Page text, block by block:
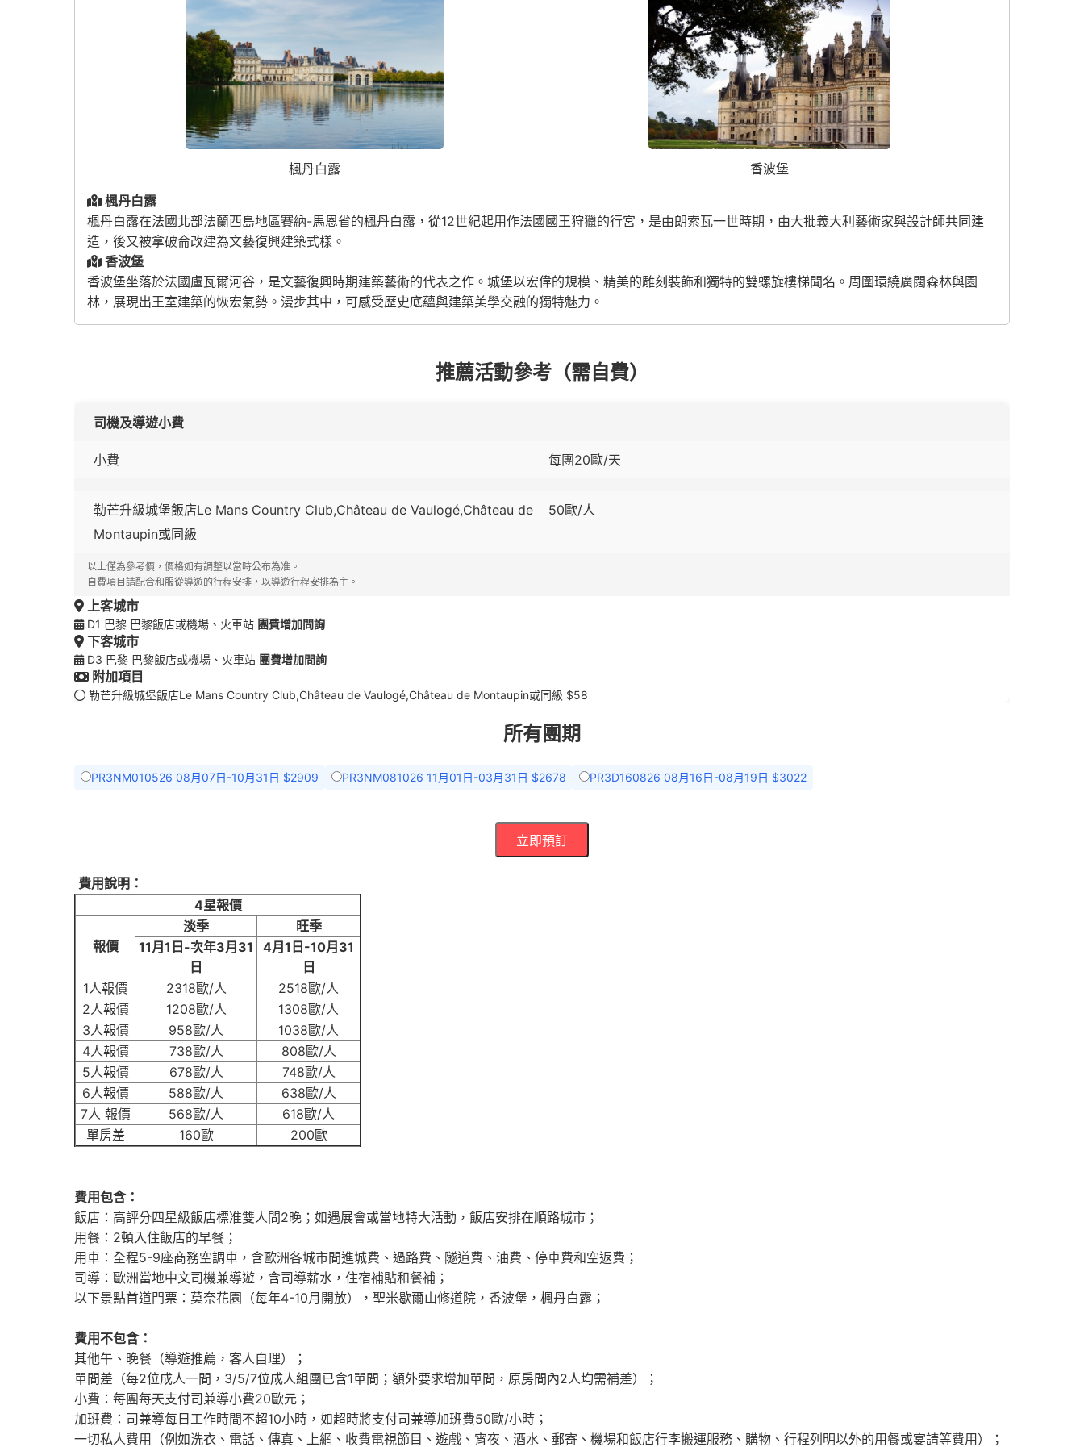
楓丹白露
香波堡
楓丹白露
楓丹白露在法國北部法蘭西島地區賽納-馬恩省的楓丹白露，從12世紀起用作法國國王狩獵的行宮，是由朗索瓦一世時期，由大批義大利藝術家與設計師共同建
造，後又被拿破侖改建為文藝復興建築式樣。
香波堡
香波堡坐落於法國盧瓦爾河谷，是文藝復興時期建築藝術的代表之作。城堡以宏偉的規模、精美的雕刻裝飾和獨特的雙螺旋樓梯聞名。周圍環繞廣闊森林與園
林，展現出王室建築的恢宏氣勢。漫步其中，可感受歷史底蘊與建築美學交融的獨特魅力。
推薦活動參考（需自費）
司機及導遊小費
小費 每團20歐/天
勒芒升級城堡飯店Le Mans Country Club,Château de Vaulogé,Château de
Montaupin或同級
50歐/人
以上僅為參考價，價格如有調整以當時公布為准。
自費項目請配合和服從導遊的行程安排，以導遊行程安排為主。
上客城市
D1 巴黎 巴黎飯店或機場、火車站 團費增加問詢
下客城市
D3 巴黎 巴黎飯店或機場、火車站 團費增加問詢
附加項目
勒芒升級城堡飯店Le Mans Country Club,Château de Vaulogé,Château de Montaupin或同級 $58
所有團期
PR3NM010526 08月07日-10月31日 $2909 PR3NM081026 11月01日-03月31日 $2678 PR3D160826 08月16日-08月19日 $3022
立即預訂
費用說明：
4星報價
報價
淡季
旺季
11月1日-次年3月31
日
4月1日-10月31
日
1人報價
2318歐/人
2518歐/人
2人報價
1208歐/人
1308歐/人
3人報價
958歐/人
1038歐/人
4人報價
738歐/人
808歐/人
5人報價
678歐/人
748歐/人
6人報價
588歐/人
638歐/人
7人 報價
568歐/人
618歐/人
單房差
160歐 200歐
費用包含：
飯店：高評分四星級飯店標准雙人間2晚；如遇展會或當地特大活動，飯店安排在順路城市；
用餐：2頓入住飯店的早餐；
用車：全程5-9座商務空調車，含歐洲各城市間進城費、過路費、隧道費、油費、停車費和空返費；
司導：歐洲當地中文司機兼導遊，含司導薪水，住宿補貼和餐補；
以下景點首道門票：莫奈花園（每年4-10月開放），聖米歇爾山修道院，香波堡，楓丹白露；
費用不包含：
其他午、晚餐（導遊推薦，客人自理）；
單間差（每2位成人一間，3/5/7位成人組團已含1單間；額外要求增加單間，原房間內2人均需補差）；
小費：每團每天支付司兼導小費20歐元；
加班費：司兼導每日工作時間不超10小時，如超時將支付司兼導加班費50歐/小時；
一切私人費用（例如洗衣、電話、傳真、上網、收費電視節目、遊戲、宵夜、酒水、郵寄、機場和飯店行李搬運服務、購物、行程列明以外的用餐或宴請等費用）；